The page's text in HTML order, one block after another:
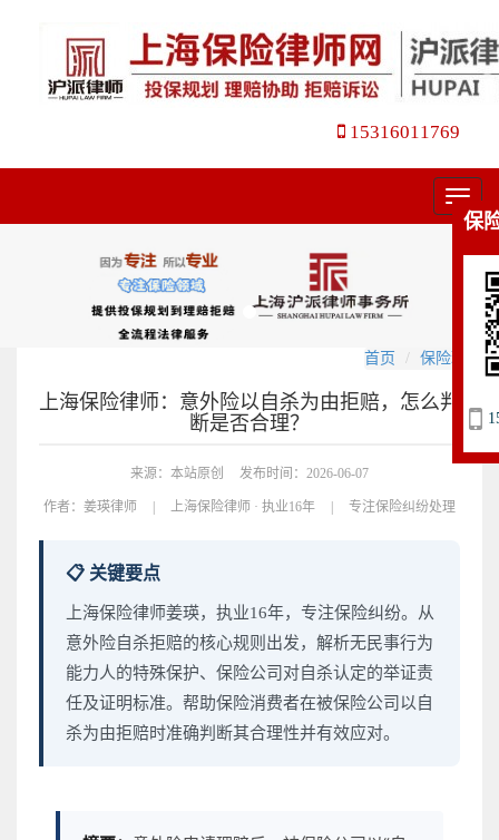
15316011769
菜
单
首页 保险理赔
上海保险律师：意外险以自杀为由拒赔，怎么判
断是否合理？
来源：本站原创 发布时间：2026-06-07
作者： 姜瑛律师 | 上海保险律师 · 执业16年 | 专注保险纠纷处理
📋 关键要点
上海保险律师姜瑛，执业16年，专注保险纠纷。从
意外险自杀拒赔的核心规则出发，解析无民事行为
能力人的特殊保护、保险公司对自杀认定的举证责
任及证明标准。帮助保险消费者在被保险公司以自
杀为由拒赔时准确判断其合理性并有效应对。
保